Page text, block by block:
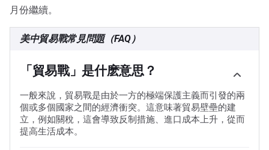
月份繼續。
美中貿易戰常見問題（FAQ）
「貿易戰」是什麽意思？
一般來說，貿易戰是由於一方的極端保護主義而引發的兩
個或多個國家之間的經濟衝突。這意味著貿易壁壘的建
立，例如關稅，這會導致反制措施、進口成本上升，從而
提高生活成本。